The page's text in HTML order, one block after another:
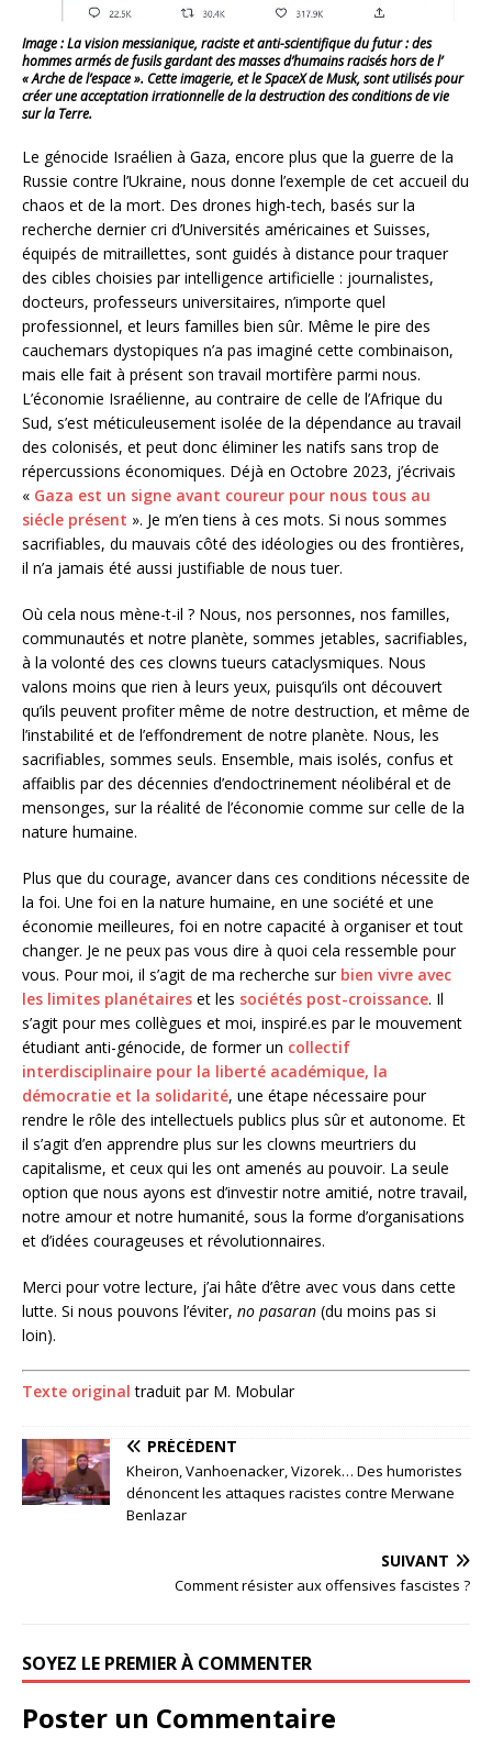
Image : La vision messianique, raciste et anti-scientifique du futur : des
hommes armés de fusils gardant des masses d’humains racisés hors de l’
« Arche de l’espace ». Cette imagerie, et le SpaceX de Musk, sont utilisés pour
créer une acceptation irrationnelle de la destruction des conditions de vie
sur la Terre.
Le génocide Israélien à Gaza, encore plus que la guerre de la
Russie contre l’Ukraine, nous donne l’exemple de cet accueil du
chaos et de la mort. Des drones high-tech, basés sur la
recherche dernier cri d’Universités américaines et Suisses,
équipés de mitraillettes, sont guidés à distance pour traquer
des cibles choisies par intelligence artificielle : journalistes,
docteurs, professeurs universitaires, n’importe quel
professionnel, et leurs familles bien sûr. Même le pire des
cauchemars dystopiques n’a pas imaginé cette combinaison,
mais elle fait à présent son travail mortifère parmi nous.
L’économie Israélienne, au contraire de celle de l’Afrique du
Sud, s’est méticuleusement isolée de la dépendance au travail
des colonisés, et peut donc éliminer les natifs sans trop de
répercussions économiques. Déjà en Octobre 2023, j’écrivais
« Gaza est un signe avant coureur pour nous tous au
siécle présent ». Je m’en tiens à ces mots. Si nous sommes
sacrifiables, du mauvais côté des idéologies ou des frontières,
il n’a jamais été aussi justifiable de nous tuer.
Où cela nous mène-t-il ? Nous, nos personnes, nos familles,
communautés et notre planète, sommes jetables, sacrifiables,
à la volonté des ces clowns tueurs cataclysmiques. Nous
valons moins que rien à leurs yeux, puisqu’ils ont découvert
qu’ils peuvent profiter même de notre destruction, et même de
l’instabilité et de l’effondrement de notre planète. Nous, les
sacrifiables, sommes seuls. Ensemble, mais isolés, confus et
affaiblis par des décennies d’endoctrinement néolibéral et de
mensonges, sur la réalité de l’économie comme sur celle de la
nature humaine.
Plus que du courage, avancer dans ces conditions nécessite de
la foi. Une foi en la nature humaine, en une société et une
économie meilleures, foi en notre capacité à organiser et tout
changer. Je ne peux pas vous dire à quoi cela ressemble pour
vous. Pour moi, il s’agit de ma recherche surbien vivre avec
les limites planétaires et les sociétés post-croissance. Il
s’agit pour mes collègues et moi, inspiré.es par le mouvement
étudiant anti-génocide, de former un collectif
interdisciplinaire pour la liberté académique, la
démocratie et la solidarité, une étape nécessaire pour
rendre le rôle des intellectuels publics plus sûr et autonome. Et
il s’agit d’en apprendre plus sur les clowns meurtriers du
capitalisme, et ceux qui les ont amenés au pouvoir. La seule
option que nous ayons est d’investir notre amitié, notre travail,
notre amour et notre humanité, sous la forme d’organisations
et d’idées courageuses et révolutionnaires.
Merci pour votre lecture, j’ai hâte d’être avec vous dans cette
lutte. Si nous pouvons l’éviter, no pasaran (du moins pas si
loin).
Texte original traduit par M. Mobular
PRÉCÉDENT
Kheiron, Vanhoenacker, Vizorek… Des humoristes
dénoncent les attaques racistes contre Merwane
Benlazar
SUIVANT
Comment résister aux offensives fascistes ?
SOYEZ LE PREMIER À COMMENTER
Poster un Commentaire